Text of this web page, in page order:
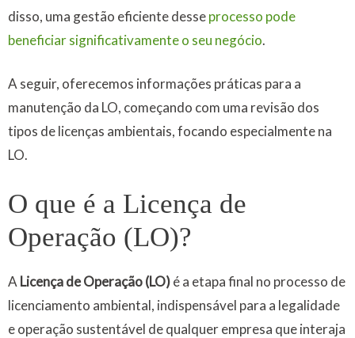
disso, uma gestão eficiente desseprocesso pode
beneficiar significativamente o seu negócio.
A seguir, oferecemos informações práticas para a
manutenção da LO, começando com uma revisão dos
tipos de licenças ambientais, focando especialmente na
LO.
O que é a Licença de
Operação (LO)?
A Licença de Operação (LO)é a etapa final no processo de
licenciamento ambiental, indispensável para a legalidade
e operação sustentável de qualquer empresa que interaja